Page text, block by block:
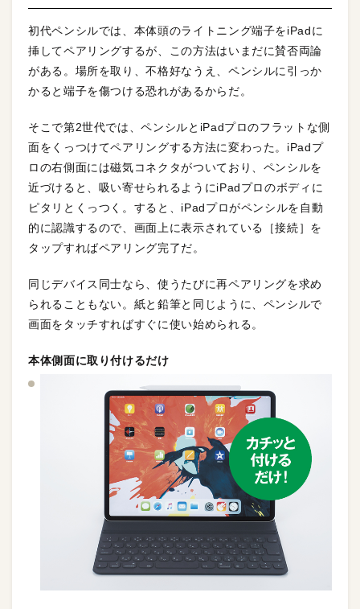
初代ペンシルでは、本体頭のライトニング端子をiPadに
挿してペアリングするが、この方法はいまだに賛否両論
がある。場所を取り、不格好なうえ、ペンシルに引っか
かると端子を傷つける恐れがあるからだ。
そこで第2世代では、ペンシルとiPadプロのフラットな側
面をくっつけてペアリングする方法に変わった。iPadプ
ロの右側面には磁気コネクタがついており、ペンシルを
近づけると、吸い寄せられるようにiPadプロのボディに
ピタリとくっつく。すると、iPadプロがペンシルを自動
的に認識するので、画面上に表示されている［接続］を
タップすればペアリング完了だ。
同じデバイス同士なら、使うたびに再ペアリングを求め
られることもない。紙と鉛筆と同じように、ペンシルで
画面をタッチすればすぐに使い始められる。
本体側面に取り付けるだけ